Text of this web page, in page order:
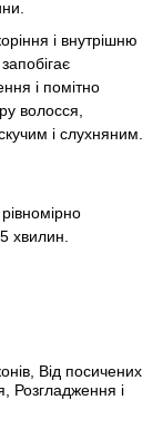
і внутрішню
і помітно
волосся,
і слухняним.
хвилин.
Від посичених
Розгладження і